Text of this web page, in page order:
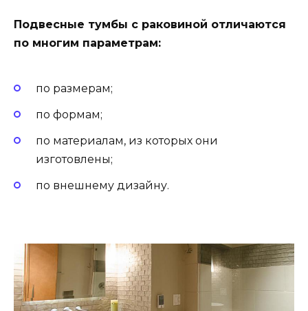
Подвесные тумбы с раковиной отличаются
по многим параметрам:
по размерам;
по формам;
по материалам, из которых они
изготовлены;
по внешнему дизайну.